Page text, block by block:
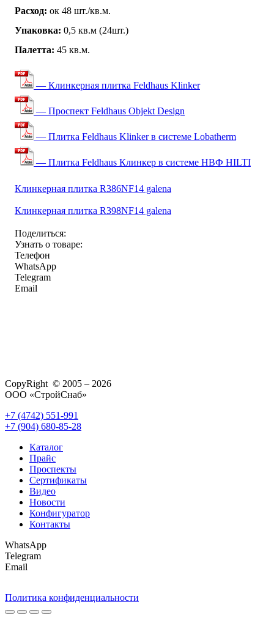
Расход: ок 48 шт./кв.м.
Упаковка: 0,5 кв.м (24шт.)
Палетта: 45 кв.м.
— Клинкерная плитка Feldhaus Klinker
— Проспект Feldhaus Objekt Design
— Плитка Feldhaus Klinker в системе Lobatherm
— Плитка Feldhaus Клинкер в системе НВФ HILTI
Клинкерная плитка R386NF14 galena
Клинкерная плитка R398NF14 galena
Поделиться:
Узнать о товаре:
Телефон
WhatsApp
Telegram
Email
CopyRight © 2005 – 2026
ООО «СтройСнаб»
+7 (4742) 551-991
+7 (904) 680-85-28
Каталог
Прайс
Проспекты
Сертификаты
Видео
Новости
Конфигуратор
Контакты
WhatsApp
Telegram
Email
Политика конфиденциальности